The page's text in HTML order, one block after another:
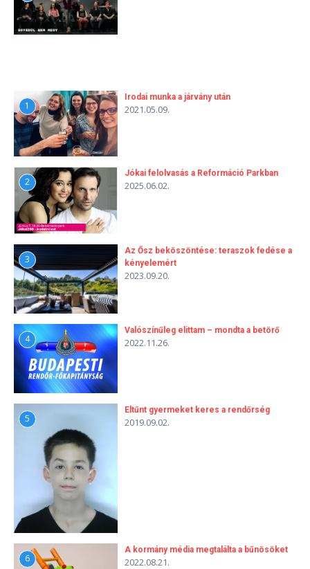
1
Irodai munka a járvány után
2021.05.09.
2
Jókai felolvasás a Reformáció Parkban
2025.06.02.
3
Az Ősz beköszöntése: teraszok fedése a
kényelemért
2023.09.20.
4
Valószínűleg elittam – mondta a betörő
2022.11.26.
5
Eltűnt gyermeket keres a rendőrség
2019.09.02.
6
A kormány média megtalálta a bűnösöket
2022.08.21.